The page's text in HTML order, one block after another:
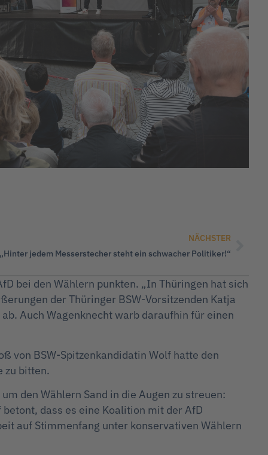
NÄCHSTER
jedem Messerstecher steht ein schwacher Politiker!“
bei den Wählern punkten. „In Thüringen hat sich
der Thüringer BSW-Vorsitzenden Katja
Auch Wagenknecht warb daraufhin für einen
von BSW-Spitzenkandidatin Wolf hatte den
zu bitten.
den Wählern Sand in die Augen zu streuen:
dass es eine Koalition mit der AfD
auf Stimmenfang unter konservativen Wählern